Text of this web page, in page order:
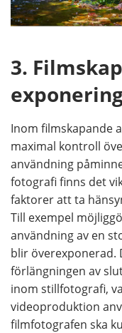
3.
Inom filmskapande
maximal kontroll
användning
fotografi finns det
faktorer att ta
Till exempel
användning av en
blir överexponerad.
förlängningen av
inom stillfotografi,
videoproduktion
filmfotografen ska